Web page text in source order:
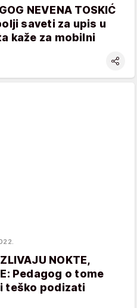
NEVENA TOSKIĆ
saveti za upis u
kaže za mobilni
NOKTE,
Pedagog o tome
teško podizati